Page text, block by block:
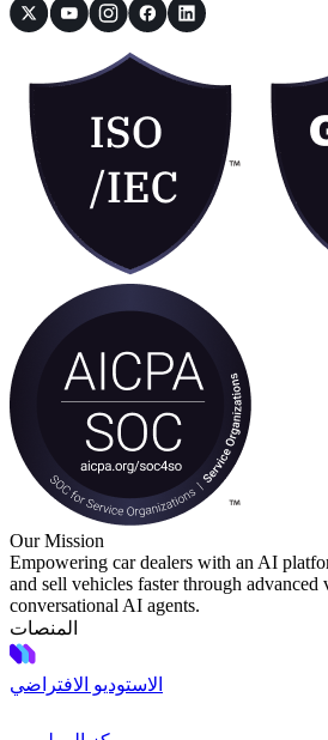
Our Mission
Empowering car dealers with an AI
and sell vehicles faster through advanced
conversational AI agents.
المنصات
الاستوديو الافتراضي